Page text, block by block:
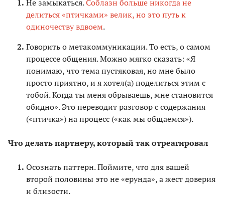
Не замыкаться.Соблазн больше никогда не
делиться «птичками» велик, но это путь к
одиночеству вдвоем.
Говорить о метакоммуникации. То есть, о самом
процессе общения. Можно мягко сказать: «Я
понимаю, что тема пустяковая, но мне было
просто приятно, и я хотел(а) поделиться этим с
тобой. Когда ты меня обрываешь, мне становится
обидно». Это переводит разговор с содержания
(«птичка») на процесс («как мы общаемся»).
Что делать партнеру, который так отреагировал
Осознать паттерн. Поймите, что для вашей
второй половины это не «ерунда», а жест доверия
и близости.